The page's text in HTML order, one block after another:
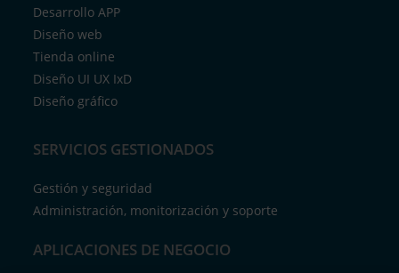
Desarrollo APP
Diseño web
Tienda online
Diseño UI UX IxD
Diseño gráfico
SERVICIOS GESTIONADOS
Gestión y seguridad
Administración, monitorización y soporte
APLICACIONES DE NEGOCIO